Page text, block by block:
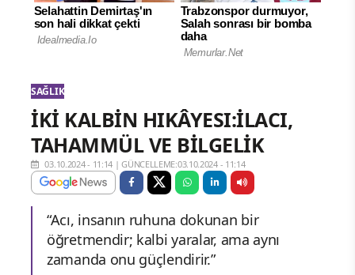
SAĞLIK
İKİ KALBİN HIKÂYESI:İLACI,
TAHAMMÜL VE BİLGELİK
03.10.2024 - 11:14 |GÜNCELLEME:03.10.2024 - 11:14
“Acı, insanın ruhuna dokunan bir
öğretmendir; kalbi yaralar, ama aynı
zamanda onu güçlendirir.”